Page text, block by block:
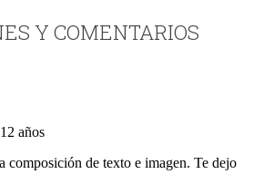
Y COMENTARIOS